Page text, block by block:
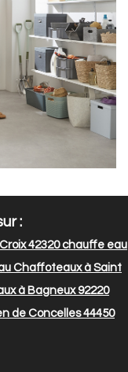
:
42320chauffe eau
Chaffoteaux à Saint
à Bagneux 92220
de Concelles 44450